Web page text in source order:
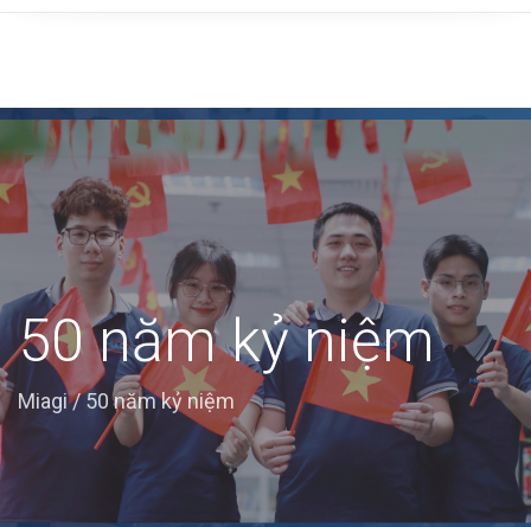
50 năm kỷ niệm
Miagi/50 năm kỷ niệm